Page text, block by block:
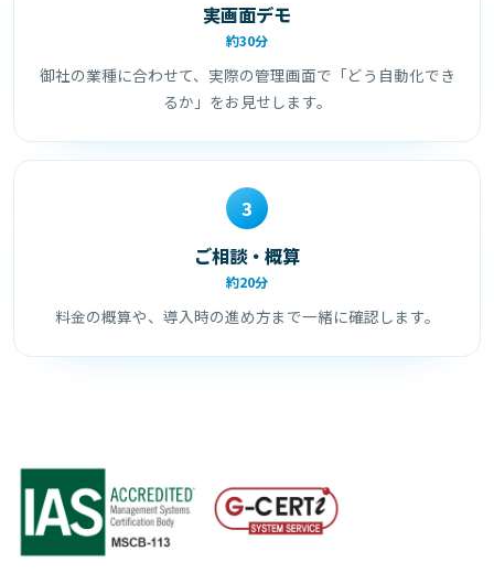
実画面デモ
約30分
御社の業種に合わせて、実際の管理画面で「どう自動化でき
るか」をお見せします。
3
ご相談・概算
約20分
料金の概算や、導入時の進め方まで一緒に確認します。